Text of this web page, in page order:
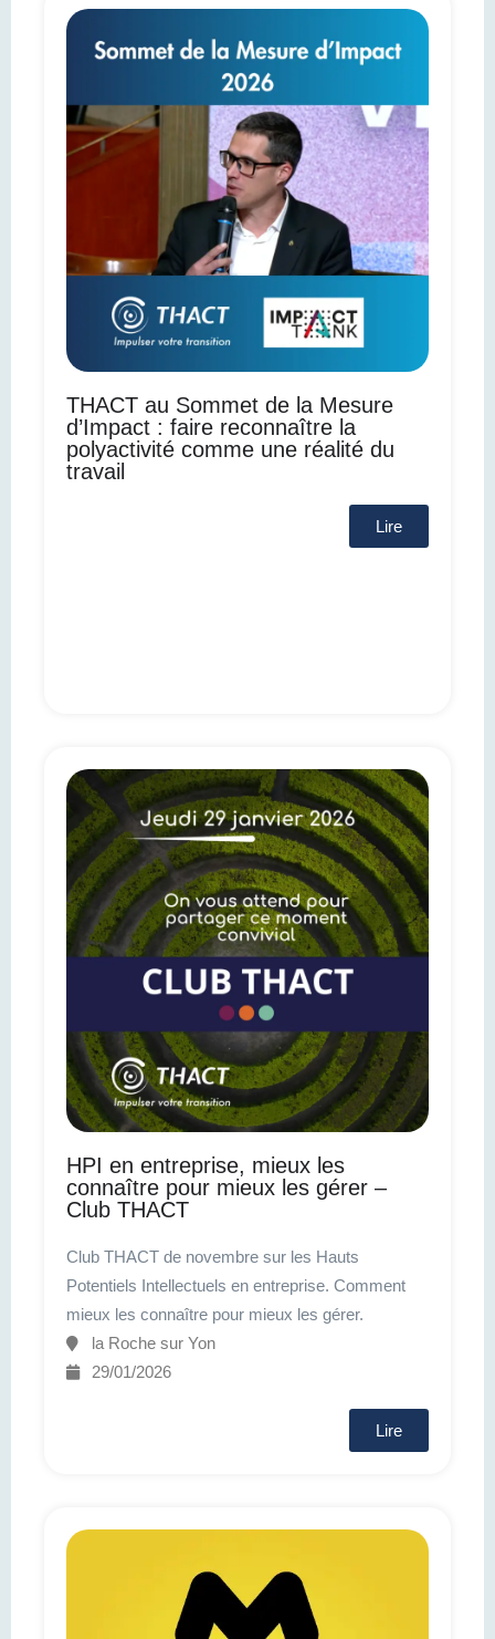
THACT au Sommet de la Mesure
d’Impact : faire reconnaître la
polyactivité comme une réalité du
travail
Lire
HPI en entreprise, mieux les
connaître pour mieux les gérer –
Club THACT
Club THACT de novembre sur les Hauts
Potentiels Intellectuels en entreprise. Comment
mieux les connaître pour mieux les gérer.
la Roche sur Yon
29/01/2026
Lire